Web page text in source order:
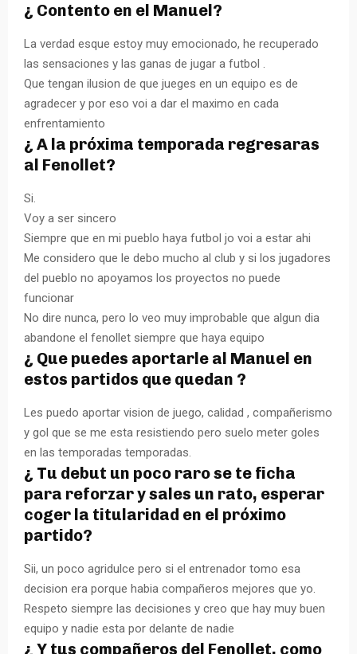
¿ Contento en el Manuel?
La verdad esque estoy muy emocionado, he recuperado
las sensaciones y las ganas de jugar a futbol .
Que tengan ilusion de que jueges en un equipo es de
agradecer y por eso voi a dar el maximo en cada
enfrentamiento
¿ A la próxima temporada regresaras
al Fenollet?
Si.
Voy a ser sincero
Siempre que en mi pueblo haya futbol jo voi a estar ahi
Me considero que le debo mucho al club y si los jugadores
del pueblo no apoyamos los proyectos no puede
funcionar
No dire nunca, pero lo veo muy improbable que algun dia
abandone el fenollet siempre que haya equipo
¿ Que puedes aportarle al Manuel en
estos partidos que quedan ?
Les puedo aportar vision de juego, calidad , compañerismo
y gol que se me esta resistiendo pero suelo meter goles
en las temporadas temporadas.
¿ Tu debut un poco raro se te ficha
para reforzar y sales un rato, esperar
coger la titularidad en el próximo
partido?
Sii, un poco agridulce pero si el entrenador tomo esa
decision era porque habia compañeros mejores que yo.
Respeto siempre las decisiones y creo que hay muy buen
equipo y nadie esta por delante de nadie
¿ Y tus compañeros del Fenollet, como